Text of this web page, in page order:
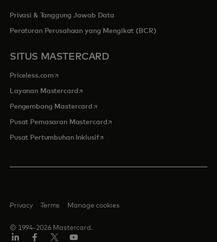
Privasi & Tanggung Jawab Data
Peraturan Perusahaan yang Mengikat (BCR)
SITUS MASTERCARD
Priceless.com opens in a new tab
Layanan Mastercardopens in a new tab
Pengembang Mastercard opens in a new tab
Pusat Pemasaran Mastercardopens in a new tab
Pusat Pertumbuhan Inklusifopens in a new tab
© 1994-2026 Mastercard.
Privacy Terms Manage cookies